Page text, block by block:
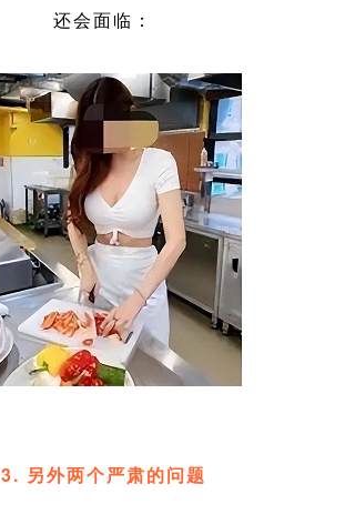
还会面临：
3. 另外两个严肃的问题